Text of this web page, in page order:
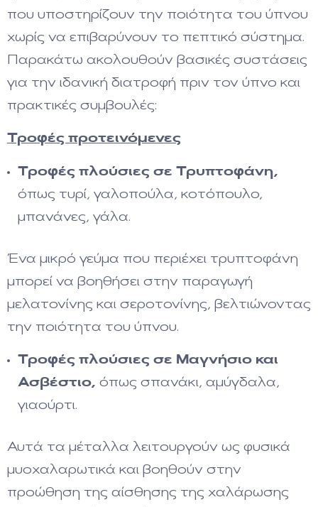
που υποστηρίζουν την ποιότητα του ύπνου
χωρίς να επιβαρύνουν το πεπτικό σύστημα.
Παρακάτω ακολουθούν βασικές συστάσεις
για την ιδανική διατροφή πριν τον ύπνο και
πρακτικές συμβουλές:
Τροφές προτεινόμενες
Τροφές πλούσιες σε Τρυπτοφάνη,
όπως τυρί, γαλοπούλα, κοτόπουλο,
μπανάνες, γάλα.
Ένα μικρό γεύμα που περιέχει τρυπτοφάνη
μπορεί να βοηθήσει στην παραγωγή
μελατονίνης και σεροτονίνης, βελτιώνοντας
την ποιότητα του ύπνου.
Τροφές πλούσιες σε Μαγνήσιο και
Ασβέστιο, όπως σπανάκι, αμύγδαλα,
γιαούρτι.
Αυτά τα μέταλλα λειτουργούν ως φυσικά
μυοχαλαρωτικά και βοηθούν στην
προώθηση της αίσθησης της χαλάρωσης